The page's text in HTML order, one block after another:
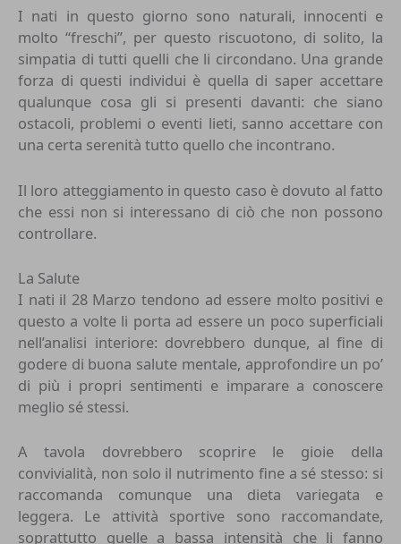
I nati in questo giorno sono naturali, innocenti e
molto “freschi”, per questo riscuotono, di solito, la
simpatia di tutti quelli che li circondano. Una grande
forza di questi individui è quella di saper accettare
qualunque cosa gli si presenti davanti: che siano
ostacoli, problemi o eventi lieti, sanno accettare con
una certa serenità tutto quello che incontrano.
Il loro atteggiamento in questo caso è dovuto al fatto
che essi non si interessano di ciò che non possono
controllare.
La Salute
I nati il 28 Marzo tendono ad essere molto positivi e
questo a volte li porta ad essere un poco superficiali
nell’analisi interiore: dovrebbero dunque, al fine di
godere di buona salute mentale, approfondire un po’
di più i propri sentimenti e imparare a conoscere
meglio sé stessi.
A tavola dovrebbero scoprire le gioie della
convivialità, non solo il nutrimento fine a sé stesso: si
raccomanda comunque una dieta variegata e
leggera. Le attività sportive sono raccomandate,
soprattutto quelle a bassa intensità che li fanno